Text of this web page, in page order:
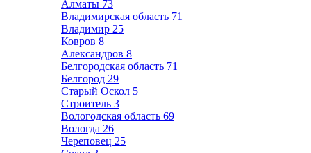
Алматы 73
Владимирская область 71
Владимир 25
Ковров 8
Александров 8
Белгородская область 71
Белгород 29
Старый Оскол 5
Строитель 3
Вологодская область 69
Вологда 26
Череповец 25